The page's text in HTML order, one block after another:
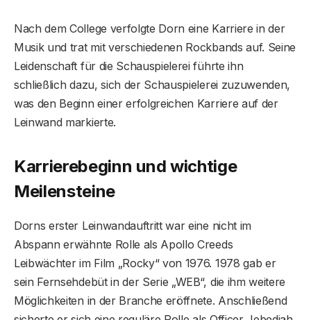
Nach dem College verfolgte Dorn eine Karriere in der
Musik und trat mit verschiedenen Rockbands auf. Seine
Leidenschaft für die Schauspielerei führte ihn
schließlich dazu, sich der Schauspielerei zuzuwenden,
was den Beginn einer erfolgreichen Karriere auf der
Leinwand markierte.
Karrierebeginn und wichtige
Meilensteine
Dorns erster Leinwandauftritt war eine nicht im
Abspann erwähnte Rolle als Apollo Creeds
Leibwächter im Film „Rocky“ von 1976. 1978 gab er
sein Fernsehdebüt in der Serie „WEB“, die ihm weitere
Möglichkeiten in der Branche eröffnete. Anschließend